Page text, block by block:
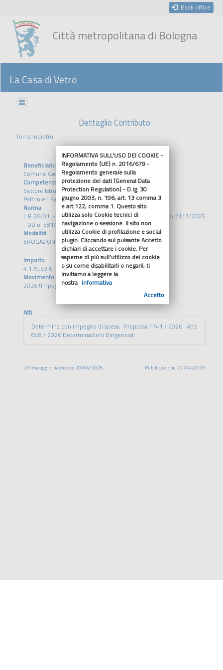
Back office
Città metropolitana di Bologna
La Casa di Vetro
Dettaglio Contributo
Torna indietro
Beneficiario
Comune Casalfiumanese
Competenza
Settore Istruzione Sviluppo Sociale
Paltrinieri Fabrizia
Norma
L.R.26/01. - D.A.L. 24/2025 - DGR n.1108/2025 - DGR n.2117/2025
- DD n. 581/2026
Modalità
EROGAZIONE DIRETTA
Importo
4.179,50 €
Movimento
2026 (Impegno)
Atti
Determina con impegno di spesa Proposta 1741 / 2026 Atto
848 / 2026 Determinazioni Dirigenziali
Ultimo aggiornamento: 20/04/2026 Pubblicazione: 20/04/2026
INFORMATIVA SULL'USO DEI COOKIE -
Regolamento (UE) n. 2016/679 -
Regolamento generale sulla
protezione dei dati (General Data
Protection Regulation) - D.lg. 30
giugno 2003, n. 196, art. 13 comma 3
e art.122, comma 1. Questo sito
utilizza solo Cookie tecnici di
navigazione o sessione. Il sito non
utilizza Cookie di profilazione e social
plugin. Cliccando sul pulsante Accetto
dichiari di accettare i cookie. Per
saperne di più sull'utilizzo dei cookie
o su come disabilitarli o negarli, ti
invitiamo a leggere la
nostra informativa
Accetto